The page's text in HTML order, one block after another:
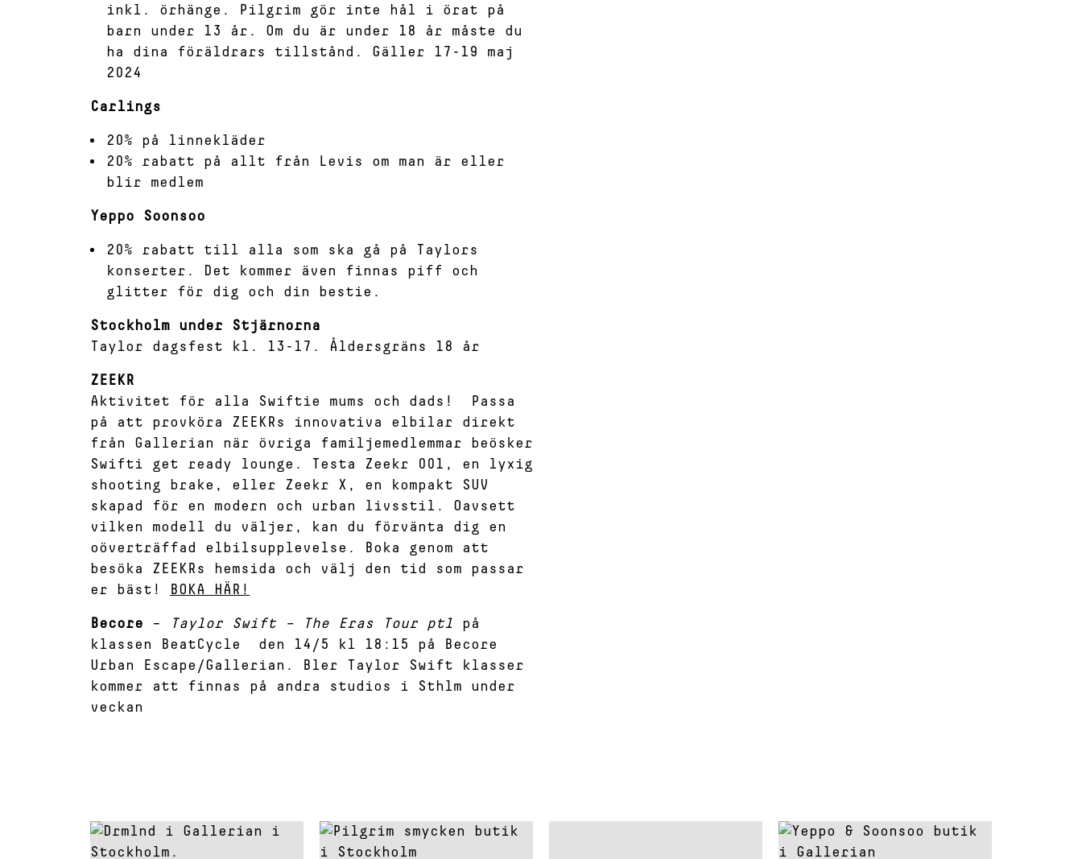
inkl. örhänge. Pilgrim gör inte hål i örat på
barn under 13 år. Om du är under 18 år måste du
ha dina föräldrars tillstånd. Gäller 17-19 maj
2024
Carlings
20% på linnekläder
20% rabatt på allt från Levis om man är eller
blir medlem
Yeppo Soonsoo
20% rabatt till alla som ska gå på Taylors
konserter. Det kommer även finnas piff och
glitter för dig och din bestie.
Stockholm under Stjärnorna
Taylor dagsfest kl. 13-17. Åldersgräns 18 år
ZEEKR
Aktivitet för alla Swiftie mums och dads! Passa
på att provköra ZEEKRs innovativa elbilar direkt
från Gallerian när övriga familjemedlemmar beösker
Swifti get ready lounge. Testa Zeekr 001, en lyxig
shooting brake, eller Zeekr X, en kompakt SUV
skapad för en modern och urban livsstil. Oavsett
vilken modell du väljer, kan du förvänta dig en
oöverträffad elbilsupplevelse. Boka genom att
besöka ZEEKRs hemsida och välj den tid som passar
er bäst!
BOKA HÄR!
Becore – Taylor Swift – The Eras Tour pt1
på
klassen BeatCycle den 14/5 kl 18:15 på Becore
Urban Escape/Gallerian. Bler Taylor Swift klasser
kommer att finnas på andra studios i Sthlm under
veckan
Read about: DRMLND Read about: Pilgrim
Read about: Yeppo &
Soonsoo